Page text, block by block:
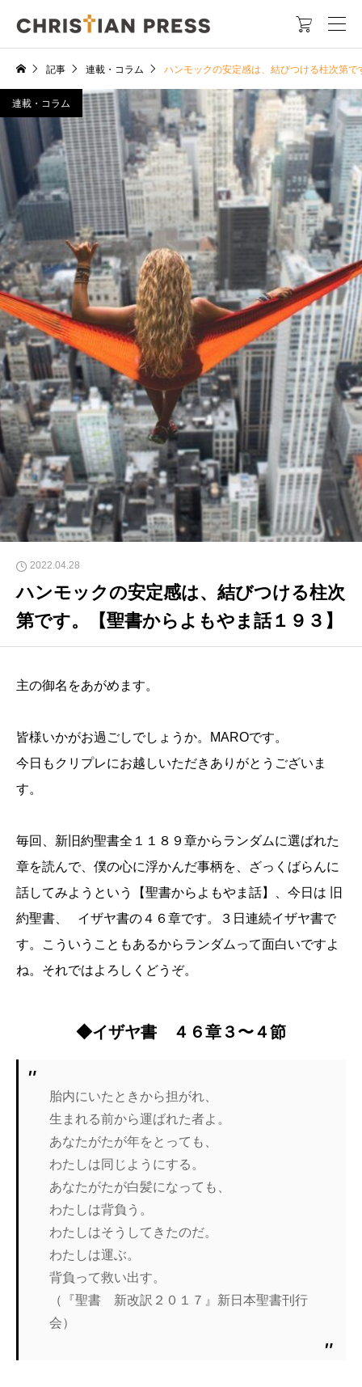

記事 連載・コラム ハンモックの安定感は、結びつける柱次第
連載・コラム
2022.04.28
ハンモックの安定感は、結びつける柱次
第です。【聖書からよもやま話１９３】
主の御名をあがめます。
皆様いかがお過ごしでしょうか。MAROです。
今日もクリプレにお越しいただきありがとうございま
す。
毎回、新旧約聖書全１１８９章からランダムに選ばれた
章を読んで、僕の心に浮かんだ事柄を、ざっくばらんに
話してみようという【聖書からよもやま話】、今日は 旧
約聖書、 イザヤ書の４６章です。３日連続イザヤ書で
す。こういうこともあるからランダムって面白いですよ
ね。それではよろしくどうぞ。
◆イザヤ書 ４６章３〜４節
胎内にいたときから担がれ、
生まれる前から運ばれた者よ。
あなたがたが年をとっても、
わたしは同じようにする。
あなたがたが白髪になっても、
わたしは背負う。
わたしはそうしてきたのだ。
わたしは運ぶ。
背負って救い出す。
（『聖書 新改訳２０１７』新日本聖書刊行
会）